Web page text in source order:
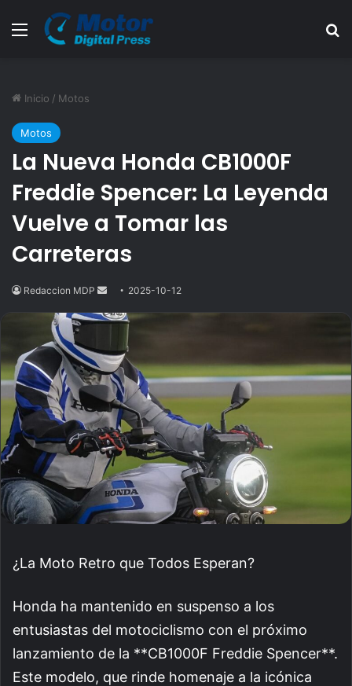
Menú
Inicio / Motos
Motos
La Nueva Honda CB1000F
Freddie Spencer: La Leyenda
Vuelve a Tomar las
Carreteras
Redaccion MDP
Send
email
2025-10-12
¿La Moto Retro que Todos Esperan?
Honda ha mantenido en suspenso a los
entusiastas del motociclismo con el próximo
lanzamiento de la **CB1000F Freddie Spencer**.
Este modelo, que rinde homenaje a la icónica